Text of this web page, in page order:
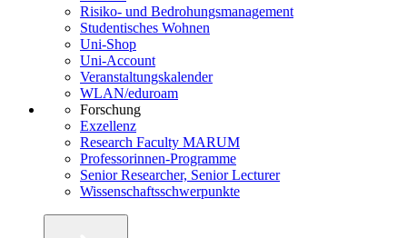
Risiko- und Bedrohungsmanagement
Studentisches Wohnen
Uni-Shop
Uni-Account
Veranstaltungskalender
WLAN/eduroam
Forschung
Exzellenz
Research Faculty MARUM
Professorinnen-Programme
Senior Researcher, Senior Lecturer
Wissenschaftsschwerpunkte